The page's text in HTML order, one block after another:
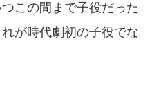
この間まで子役だった
が時代劇初の子役でな